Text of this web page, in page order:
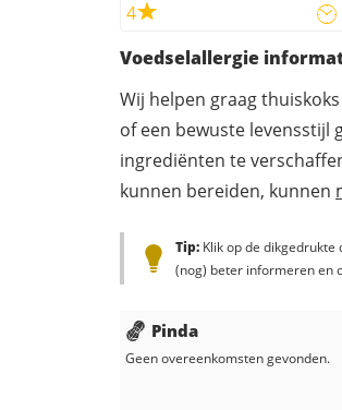
4
Voedselallergie
Wij helpen graag
of een bewuste
ingrediënten te
kunnen bereiden, kunnen
Tip: Klik op de
(nog) beter informeren en
Pinda
Geen overeenkomsten gevonden.